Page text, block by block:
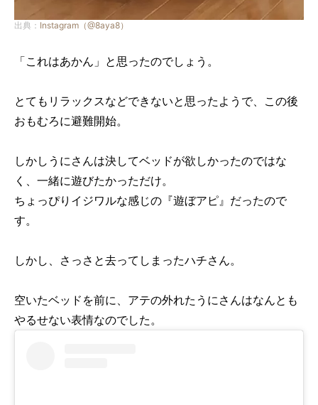
出典： Instagram（@8aya8）
「これはあかん」と思ったのでしょう。
とてもリラックスなどできないと思ったようで、この後
おもむろに避難開始。
しかしうにさんは決してベッドが欲しかったのではな
く、一緒に遊びたかっただけ。
ちょっぴりイジワルな感じの『遊ぼアピ』だったので
す。
しかし、さっさと去ってしまったハチさん。
空いたベッドを前に、アテの外れたうにさんはなんとも
やるせない表情なのでした。